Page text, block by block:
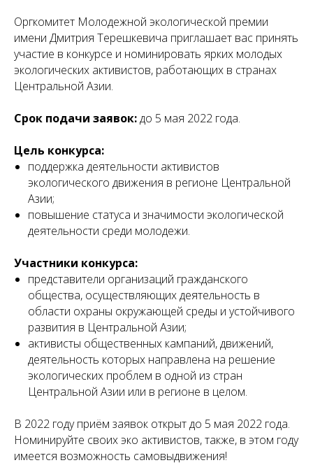
Оргкомитет Молодежной экологической премии
имени Дмитрия Терешкевича приглашает вас принять
участие в конкурсе и номинировать ярких молодых
экологических активистов, работающих в странах
Центральной Азии.
Срок подачи заявок:до 5 мая 2022 года.
Цель конкурса:
поддержка деятельности активистов
экологического движения в регионе Центральной
Азии;
повышение статуса и значимости экологической
деятельности среди молодежи.
Участники конкурса:
представители организаций гражданского
общества, осуществляющих деятельность в
области охраны окружающей среды и устойчивого
развития в Центральной Азии;
активисты общественных кампаний, движений,
деятельность которых направлена на решение
экологических проблем в одной из стран
Центральной Азии или в регионе в целом.
В 2022 году приём заявок открыт до 5 мая 2022 года.
Номинируйте своих эко активистов, также, в этом году
имеется возможность самовыдвижения!